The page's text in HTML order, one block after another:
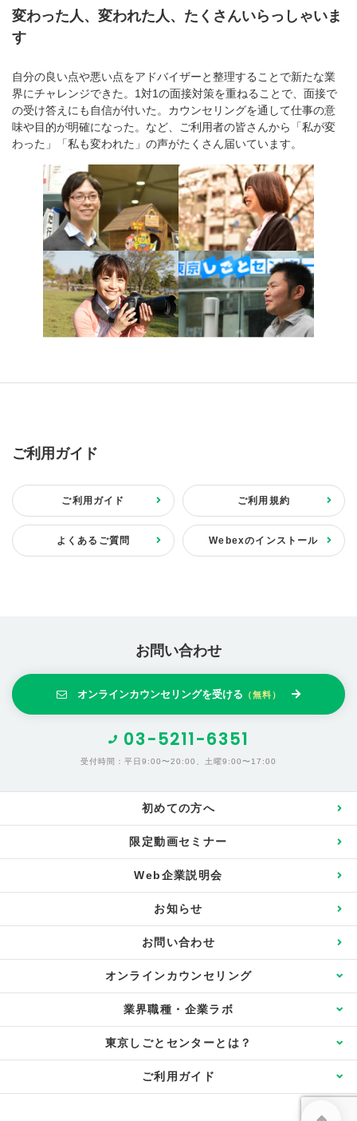
変わった人、変われた人、たくさんいらっしゃいま
す
自分の良い点や悪い点をアドバイザーと整理することで新たな業
界にチャレンジできた。1対1の面接対策を重ねることで、面接で
の受け答えにも自信が付いた。カウンセリングを通して仕事の意
味や目的が明確になった。など、ご利用者の皆さんから「私が変
わった」「私も変われた」の声がたくさん届いています。
ご利用ガイド
ご利用ガイド ご利用規約
よくあるご質問 Webexのインストール
お問い合わせ
オンラインカウンセリングを受ける （無料）
03-5211-6351
受付時間：平日9:00〜20:00、土曜9:00〜17:00
初めての方へ
限定動画セミナー
Web企業説明会
お知らせ
お問い合わせ
オンラインカウンセリング
カウンセリングご案内
初回カウンセリング
添削・ロープレ30分
業界職種・企業ラボ
業界職種・企業ラボ
企業情報相談
東京しごとセンターとは？
東京しごとセンターとは？
ご利用ガイド